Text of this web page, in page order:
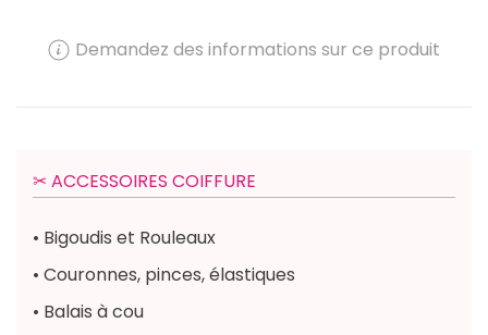
Demandez des informations sur ce produit
✂︎ ACCESSOIRES COIFFURE
• Bigoudis et Rouleaux
• Couronnes, pinces, élastiques
• Balais à cou